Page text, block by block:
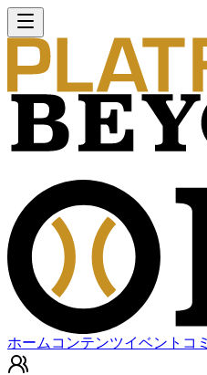
ホーム コンテンツイベント コ